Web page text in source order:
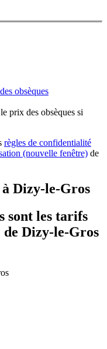
obsèques
prix des obsèques si
règles de confidentialité
(nouvelle fenêtre) de
à Dizy-le-Gros
sont les tarifs
de Dizy-le-Gros